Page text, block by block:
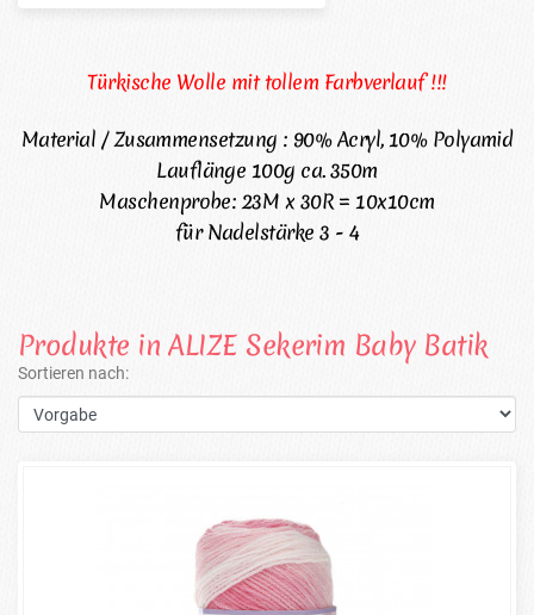
Türkische Wolle mit tollem Farbverlauf !!!
Material / Zusammensetzung : 90% Acryl, 10% Polyamid
Lauflänge 100g ca. 350m
Maschenprobe: 23M x 30R = 10x10cm
für Nadelstärke 3 - 4
Produkte in ALIZE Sekerim Baby Batik
Sortieren nach: